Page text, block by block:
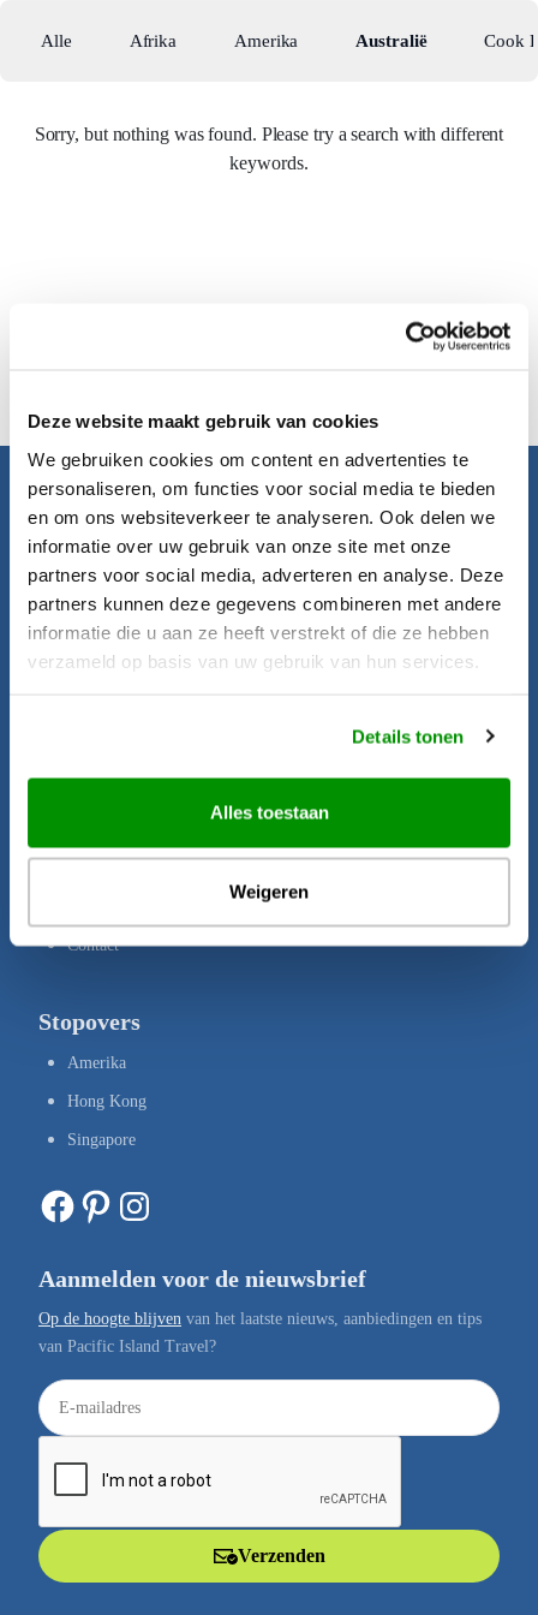
Deze website maakt gebruik van cookies
We gebruiken cookies om content en advertenties te
personaliseren, om functies voor social media te bieden
en om ons websiteverkeer te analyseren. Ook delen we
informatie over uw gebruik van onze site met onze
partners voor social media, adverteren en analyse. Deze
partners kunnen deze gegevens combineren met andere
informatie die u aan ze heeft verstrekt of die ze hebben
verzameld op basis van uw gebruik van hun services.
Details tonen
Alles toestaan
Weigeren
Alle Afrika Amerika Australië Cook
Sorry, but nothing was found. Please try a search with different
keywords.
Pacific Island Travel
Startpagina
Aanbiedingen
Bestemmingen
Brochures
Contact
Stopovers
Amerika
Hong Kong
Singapore
Facebook Pinterest Instagram
Aanmelden voor de nieuwsbrief
Op de hoogte blijven van het laatste nieuws, aanbiedingen en tips
van Pacific Island Travel?
E
-
a
Verzenden